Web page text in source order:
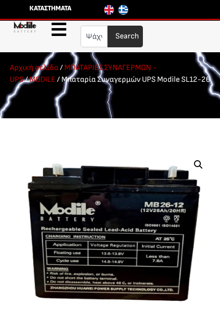
ΚΑΤΑΣΤΗΜΑΤΑ
Search
Αρχική σελίδα/ ΜΠΑΤΑΡΙΕΣ ΣΥΝΑΓΕΡΜΩΝ -
UPS/MODILE / Μπαταρία Συναγερμών UPS Modile SL12-26